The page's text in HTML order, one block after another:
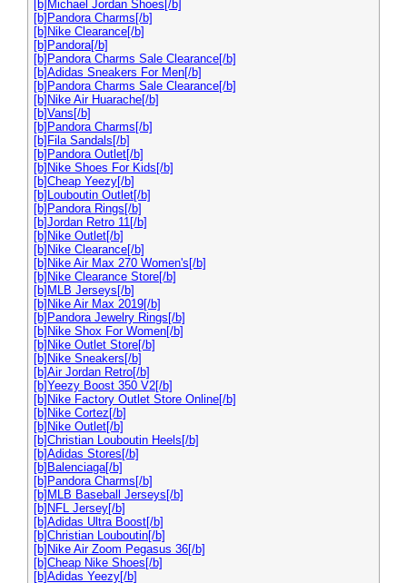
[b]Michael Jordan Shoes[/b]
[b]Pandora Charms[/b]
[b]Nike Clearance[/b]
[b]Pandora[/b]
[b]Pandora Charms Sale Clearance[/b]
[b]Adidas Sneakers For Men[/b]
[b]Pandora Charms Sale Clearance[/b]
[b]Nike Air Huarache[/b]
[b]Vans[/b]
[b]Pandora Charms[/b]
[b]Fila Sandals[/b]
[b]Pandora Outlet[/b]
[b]Nike Shoes For Kids[/b]
[b]Cheap Yeezy[/b]
[b]Louboutin Outlet[/b]
[b]Pandora Rings[/b]
[b]Jordan Retro 11[/b]
[b]Nike Outlet[/b]
[b]Nike Clearance[/b]
[b]Nike Air Max 270 Women's[/b]
[b]Nike Clearance Store[/b]
[b]MLB Jerseys[/b]
[b]Nike Air Max 2019[/b]
[b]Pandora Jewelry Rings[/b]
[b]Nike Shox For Women[/b]
[b]Nike Outlet Store[/b]
[b]Nike Sneakers[/b]
[b]Air Jordan Retro[/b]
[b]Yeezy Boost 350 V2[/b]
[b]Nike Factory Outlet Store Online[/b]
[b]Nike Cortez[/b]
[b]Nike Outlet[/b]
[b]Christian Louboutin Heels[/b]
[b]Adidas Stores[/b]
[b]Balenciaga[/b]
[b]Pandora Charms[/b]
[b]MLB Baseball Jerseys[/b]
[b]NFL Jersey[/b]
[b]Adidas Ultra Boost[/b]
[b]Christian Louboutin[/b]
[b]Nike Air Zoom Pegasus 36[/b]
[b]Cheap Nike Shoes[/b]
[b]Adidas Yeezy[/b]